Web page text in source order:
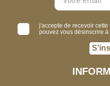
j'accepte de recevoir
pouvez vous désinscrire à